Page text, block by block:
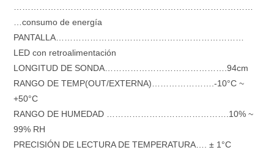
…consumo de energía
PANTALLA…………………………………………………………
LED con retroalimentación
LONGITUD DE SONDA…………………………………….94cm
RANGO DE TEMP(OUT/EXTERNA)………………….-10°C ~
+50°C
RANGO DE HUMEDAD …………………………………….10% ~
99% RH
PRECISIÓN DE LECTURA DE TEMPERATURA…. ± 1°C